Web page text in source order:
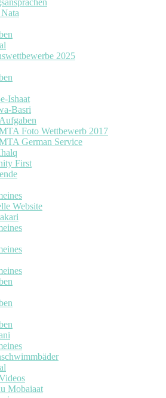
2025
Ishaat
Basri
Aufgaben
Foto Wettbewerb 2017
German Service
First
Website
Mobaiaat